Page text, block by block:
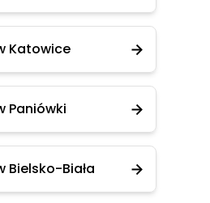
Katowice
Paniówki
Bielsko-Biała